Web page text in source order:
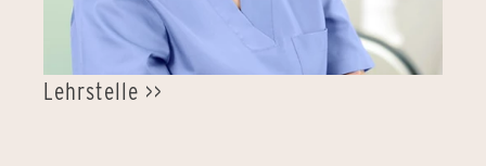
Lehrstelle >>